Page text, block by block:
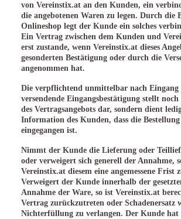
von Vereinstix.at an den Kunden, ein
die angebotenen Waren zu legen. Durch die
Onlineshop legt der Kunde ein solches
Ein Vertrag zwischen dem Kunden und
erst zustande, wenn Vereinstix.at dieses
gesonderten Bestätigung oder durch die
angenommen hat.
Die verpflichtend unmittelbar nach Eingang
versendende Eingangsbestätigung stellt
des Vertragsangebots dar, sondern dient
Information des Kunden, dass die
eingegangen ist.
Nimmt der Kunde die Lieferung oder
oder verweigert sich generell der Annahme,
Vereinstix.at diesem eine angemessene Frist
Verweigert der Kunde innerhalb der
Annahme der Ware, so ist Vereinstix.at
Vertrag zurückzutreten oder Schadenersatz
Nichterfüllung zu verlangen. Der Kunde hat